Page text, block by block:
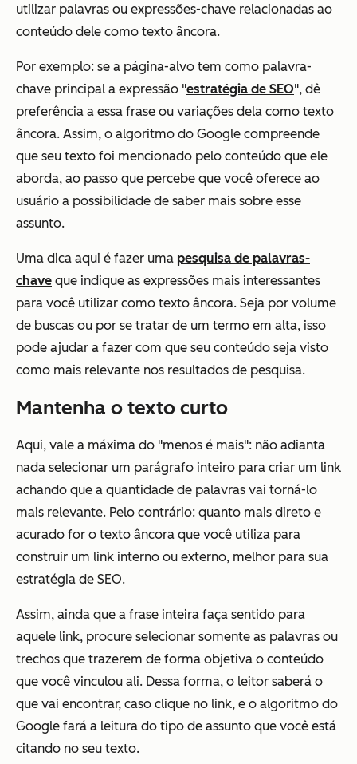
utilizar palavras ou expressões-chave relacionadas ao
conteúdo dele como texto âncora.
Por exemplo: se a página-alvo tem como palavra-
chave principal a expressão "estratégia de SEO", dê
preferência a essa frase ou variações dela como texto
âncora. Assim, o algoritmo do Google compreende
que seu texto foi mencionado pelo conteúdo que ele
aborda, ao passo que percebe que você oferece ao
usuário a possibilidade de saber mais sobre esse
assunto.
Uma dica aqui é fazer uma pesquisa de palavras-
chave que indique as expressões mais interessantes
para você utilizar como texto âncora. Seja por volume
de buscas ou por se tratar de um termo em alta, isso
pode ajudar a fazer com que seu conteúdo seja visto
como mais relevante nos resultados de pesquisa.
Mantenha o texto curto
Aqui, vale a máxima do "menos é mais": não adianta
nada selecionar um parágrafo inteiro para criar um link
achando que a quantidade de palavras vai torná-lo
mais relevante. Pelo contrário: quanto mais direto e
acurado for o texto âncora que você utiliza para
construir um link interno ou externo, melhor para sua
estratégia de SEO.
Assim, ainda que a frase inteira faça sentido para
aquele link, procure selecionar somente as palavras ou
trechos que trazerem de forma objetiva o conteúdo
que você vinculou ali. Dessa forma, o leitor saberá o
que vai encontrar, caso clique no link, e o algoritmo do
Google fará a leitura do tipo de assunto que você está
citando no seu texto.